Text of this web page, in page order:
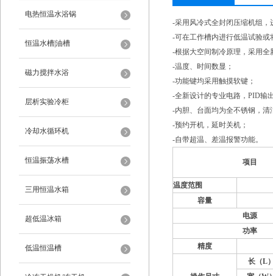
电热恒温水浴锅
恒温水槽|油槽
磁力搅拌水浴
层析实验冷柜
冷却水循环机
恒温振荡水槽
三用恒温水箱
超低温冰箱
低温恒温槽
-采用风冷式全封闭压缩机组
-可在工作槽内进行低温试验
-根据大空间制冷原理，采用
-温度、时间数显；
-功能键均采用触摸软键；
-全新设计的专业电路，PID输
-内胆、台面均为全不锈钢，清
-预约开机，延时关机；
-自带超温、差温报警功能。
项 目
温度范围
容量
电源
功率
精度
长 （L